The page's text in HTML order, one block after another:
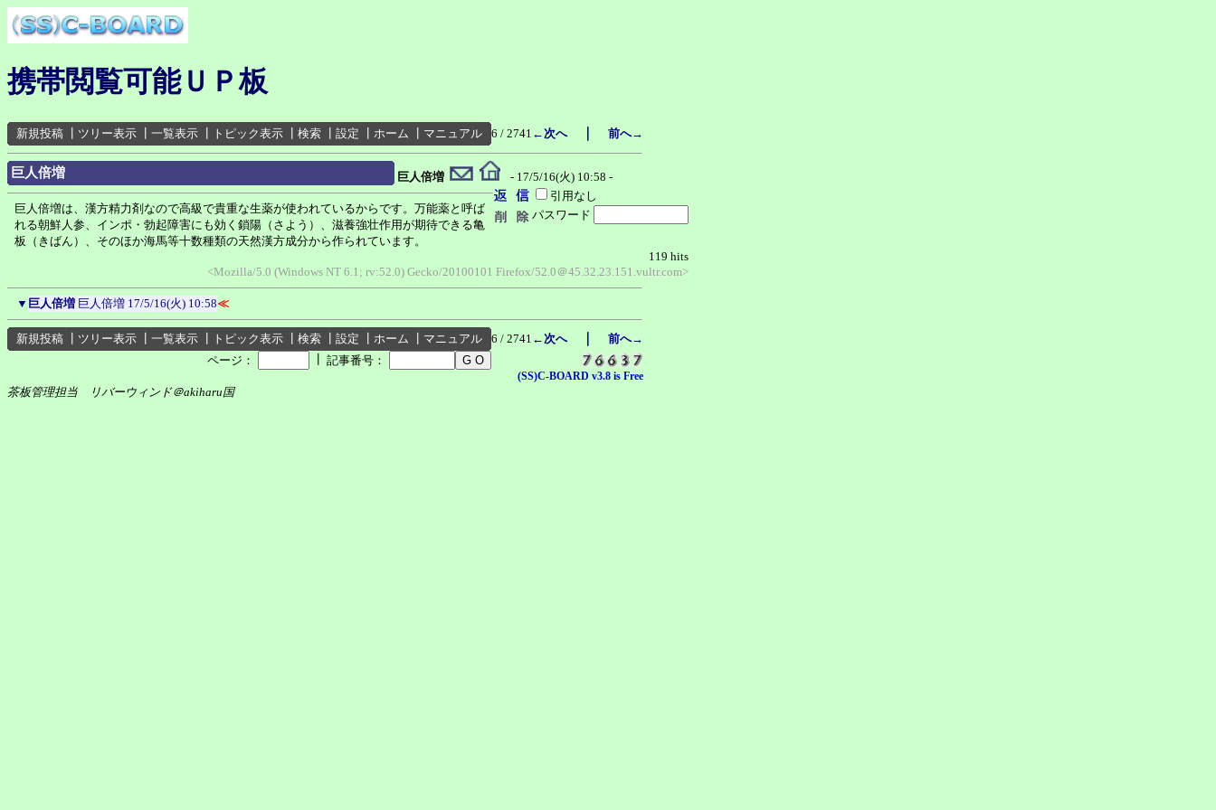
携帯閲覧可能ＵＰ板
新規投稿 ツリー表示 一覧表示 トピック表示 検索 設定 ホーム マニュアル 6 / 2741 ←次へ｜ 前へ→
巨人倍増 巨人倍増
- 17/5/16(火) 10:58 -
引用なし
パスワード
巨人倍増は、漢方精力剤なので高級で貴重な生薬が使われているからです。万能薬と呼ば
れる朝鮮人参、インポ・勃起障害にも効く鎖陽（さよう）、滋養強壮作用が期待できる亀
板（きばん）、そのほか海馬等十数種類の天然漢方成分から作られています。
119 hits
<Mozilla/5.0 (Windows NT 6.1; rv:52.0) Gecko/20100101 Firefox/52.0＠45.32.23.151.vultr.com>
▼ 巨人倍増 巨人倍増 17/5/16(火) 10:58≪
新規投稿 ツリー表示 一覧表示 トピック表示 検索 設定 ホーム マニュアル 6 / 2741 ←次へ｜ 前へ→
ページ：
記事番号：
(SS)C-BOARD v3.8 is Free
茶板管理担当 リバーウィンド＠akiharu国